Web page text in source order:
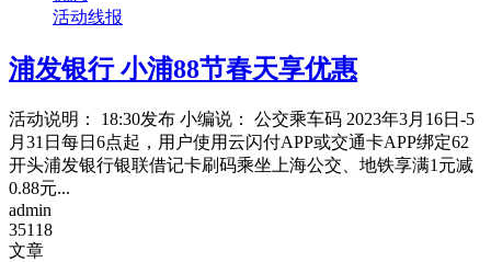
活
动
集
锦
活动线报
浦发银行 小浦88节春天享优惠
活动说明： 18:30发布 小编说： 公交乘车码 2023年3月16日-5
月31日每日6点起，用户使用云闪付APP或交通卡APP绑定62
开头浦发银行银联借记卡刷码乘坐上海公交、地铁享满1元减
0.88元...
admin
35118
文章